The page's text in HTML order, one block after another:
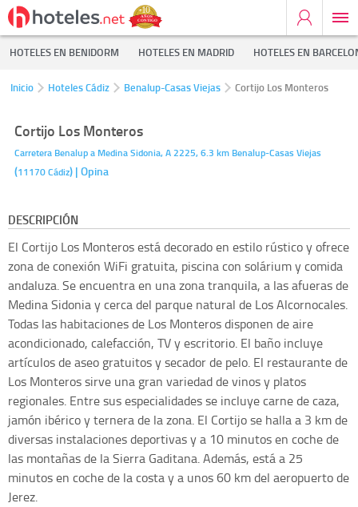
HOTELES EN BENIDORM HOTELES EN MADRID HOTELES EN
Inicio Hoteles Cádiz Benalup-Casas Viejas Cortijo Los Monteros
Cortijo Los Monteros
Carretera Benalup a Medina Sidonia, A 2225, 6.3 km Benalup-Casas Viejas
(11170Cádiz) | Opina
DESCRIPCIÓN
El Cortijo Los Monteros está decorado en estilo rústico y ofrece
zona de conexión WiFi gratuita, piscina con solárium y comida
andaluza. Se encuentra en una zona tranquila, a las afueras de
Medina Sidonia y cerca del parque natural de Los Alcornocales.
Todas las habitaciones de Los Monteros disponen de aire
acondicionado, calefacción, TV y escritorio. El baño incluye
artículos de aseo gratuitos y secador de pelo. El restaurante de
Los Monteros sirve una gran variedad de vinos y platos
regionales. Entre sus especialidades se incluye carne de caza,
jamón ibérico y ternera de la zona. El Cortijo se halla a 3 km de
diversas instalaciones deportivas y a 10 minutos en coche de
las montañas de la Sierra Gaditana. Además, está a 25
minutos en coche de la costa y a unos 60 km del aeropuerto de
Jerez.